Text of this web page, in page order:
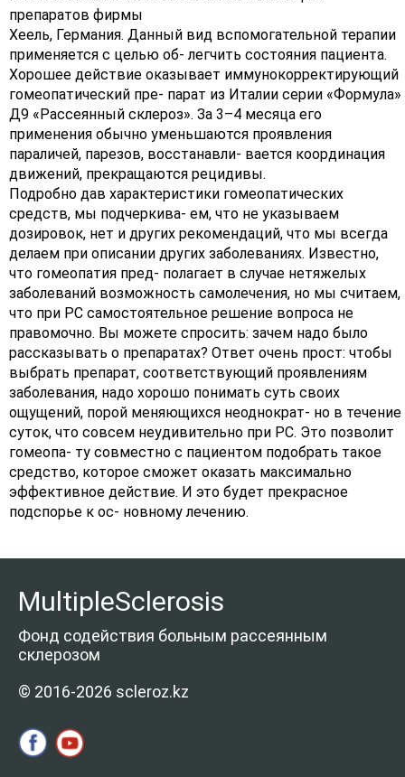
препаратов фирмы
Хеель, Германия. Данный вид вспомогательной терапии
применяется с целью об- легчить состояния пациента.
Хорошее действие оказывает иммунокорректирующий
гомеопатический пре- парат из Италии серии «Формула»
Д9 «Рассеянный склероз». За 3–4 месяца его
применения обычно уменьшаются проявления
параличей, парезов, восстанавли- вается координация
движений, прекращаются рецидивы.
Подробно дав характеристики гомеопатических
средств, мы подчеркива- ем, что не указываем
дозировок, нет и других рекомендаций, что мы всегда
делаем при описании других заболеваниях. Известно,
что гомеопатия пред- полагает в случае нетяжелых
заболеваний возможность самолечения, но мы считаем,
что при РС самостоятельное решение вопроса не
правомочно. Вы можете спросить: зачем надо было
рассказывать о препаратах? Ответ очень прост: чтобы
выбрать препарат, соответствующий проявлениям
заболевания, надо хорошо понимать суть своих
ощущений, порой меняющихся неоднократ- но в течение
суток, что совсем неудивительно при РС. Это позволит
гомеопа- ту совместно с пациентом подобрать такое
средство, которое сможет оказать максимально
эффективное действие. И это будет прекрасное
подспорье к ос- новному лечению.
MultipleSclerosis
Фонд содействия больным рассеянным
склерозом
© 2016-2026 scleroz.kz